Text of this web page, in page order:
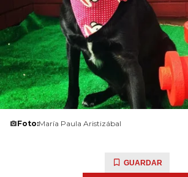
Foto:María Paula Aristizábal
GUARDAR